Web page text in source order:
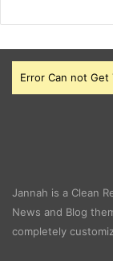
Error Can not
Jannah is a Clean
News and Blog
completely